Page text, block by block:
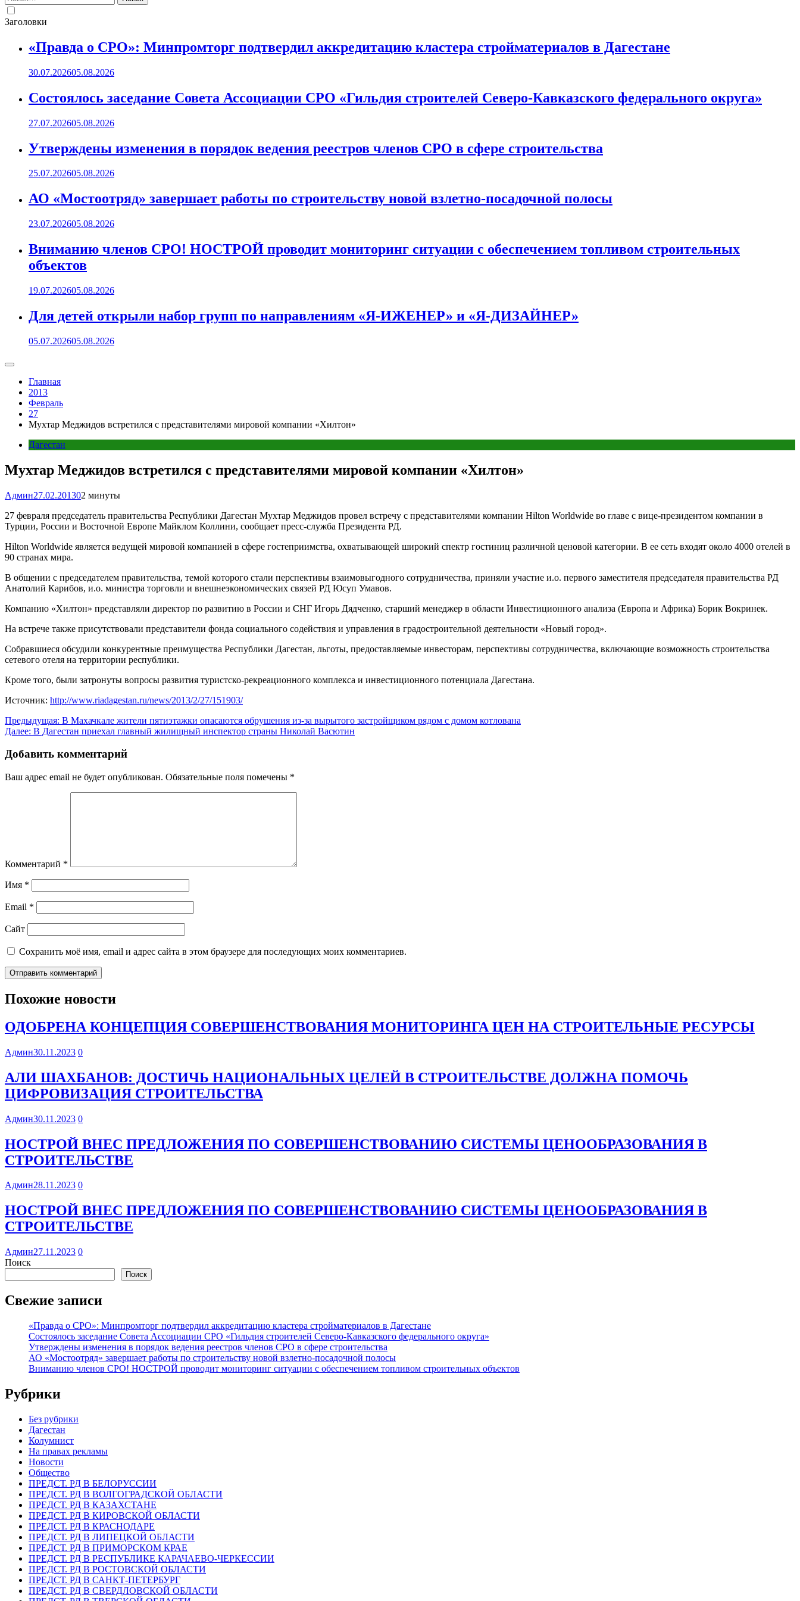
Заголовки
«Правда о СРО»: Минпромторг подтвердил аккредитацию кластера стройматериалов в Дагестане
30.07.202605.08.2026
Состоялось заседание Совета Ассоциации СРО «Гильдия строителей Северо-Кавказского федерального округа»
27.07.202605.08.2026
Утверждены изменения в порядок ведения реестров членов СРО в сфере строительства
25.07.202605.08.2026
АО «Мостоотряд» завершает работы по строительству новой взлетно-посадочной полосы
23.07.202605.08.2026
Вниманию членов СРО! НОСТРОЙ проводит мониторинг ситуации с обеспечением топливом строительных
объектов
19.07.202605.08.2026
Для детей открыли набор групп по направлениям «Я-ИЖЕНЕР» и «Я-ДИЗАЙНЕР»
05.07.202605.08.2026
Главная
2013
Февраль
27
Мухтар Меджидов встретился с представителями мировой компании «Хилтон»
Дагестан
Мухтар Меджидов встретился с представителями мировой компании «Хилтон»
Админ27.02.201302 минуты
27 февраля председатель правительства Республики Дагестан Мухтар Меджидов провел встречу с представителями компании Hilton Worldwide во главе с вице-президентом компании в
Турции, России и Восточной Европе Майклом Коллини, сообщает пресс-служба Президента РД.
Hilton Worldwide является ведущей мировой компанией в сфере гостеприимства, охватывающей широкий спектр гостиниц различной ценовой категории. В ее сеть входят около 4000 отелей в
90 странах мира.
В общении с председателем правительства, темой которого стали перспективы взаимовыгодного сотрудничества, приняли участие и.о. первого заместителя председателя правительства РД
Анатолий Карибов, и.о. министра торговли и внешнеэкономических связей РД Юсуп Умавов.
Компанию «Хилтон» представляли директор по развитию в России и СНГ Игорь Дядченко, старший менеджер в области Инвестиционного анализа (Европа и Африка) Борик Вокринек.
На встрече также присутствовали представители фонда социального содействия и управления в градостроительной деятельности «Новый город».
Собравшиеся обсудили конкурентные преимущества Республики Дагестан, льготы, предоставляемые инвесторам, перспективы сотрудничества, включающие возможность строительства
сетевого отеля на территории республики.
Кроме того, были затронуты вопросы развития туристско-рекреационного комплекса и инвестиционного потенциала Дагестана.
Источник: http://www.riadagestan.ru/news/2013/2/27/151903/
Навигация
по
записям
Предыдущая: В Махачкале жители пятиэтажки опасаются обрушения из-за вырытого застройщиком рядом с домом котлована
Далее: В Дагестан приехал главный жилищный инспектор страны Николай Васютин
Добавить комментарий
Ваш адрес email не будет опубликован. Обязательные поля помечены *
Комментарий *
Имя *
Email *
Сайт
Сохранить моё имя, email и адрес сайта в этом браузере для последующих моих комментариев.
Похожие новости
ОДОБРЕНА КОНЦЕПЦИЯ СОВЕРШЕНСТВОВАНИЯ МОНИТОРИНГА ЦЕН НА СТРОИТЕЛЬНЫЕ РЕСУРСЫ
Админ30.11.2023 0
АЛИ ШАХБАНОВ: ДОСТИЧЬ НАЦИОНАЛЬНЫХ ЦЕЛЕЙ В СТРОИТЕЛЬСТВЕ ДОЛЖНА ПОМОЧЬ
ЦИФРОВИЗАЦИЯ СТРОИТЕЛЬСТВА
Админ30.11.2023 0
НОСТРОЙ ВНЕС ПРЕДЛОЖЕНИЯ ПО СОВЕРШЕНСТВОВАНИЮ СИСТЕМЫ ЦЕНООБРАЗОВАНИЯ В
СТРОИТЕЛЬСТВЕ
Админ28.11.2023 0
НОСТРОЙ ВНЕС ПРЕДЛОЖЕНИЯ ПО СОВЕРШЕНСТВОВАНИЮ СИСТЕМЫ ЦЕНООБРАЗОВАНИЯ В
СТРОИТЕЛЬСТВЕ
Админ27.11.2023 0
Поиск
Поиск
Свежие записи
«Правда о СРО»: Минпромторг подтвердил аккредитацию кластера стройматериалов в Дагестане
Состоялось заседание Совета Ассоциации СРО «Гильдия строителей Северо-Кавказского федерального округа»
Утверждены изменения в порядок ведения реестров членов СРО в сфере строительства
АО «Мостоотряд» завершает работы по строительству новой взлетно-посадочной полосы
Вниманию членов СРО! НОСТРОЙ проводит мониторинг ситуации с обеспечением топливом строительных объектов
Рубрики
Без рубрики
Дагестан
Колумнист
На правах рекламы
Новости
Общество
ПРЕДСТ. РД В БЕЛОРУССИИ
ПРЕДСТ. РД В ВОЛГОГРАДСКОЙ ОБЛАСТИ
ПРЕДСТ. РД В КАЗАХСТАНЕ
ПРЕДСТ. РД В КИРОВСКОЙ ОБЛАСТИ
ПРЕДСТ. РД В КРАСНОДАРЕ
ПРЕДСТ. РД В ЛИПЕЦКОЙ ОБЛАСТИ
ПРЕДСТ. РД В ПРИМОРСКОМ КРАЕ
ПРЕДСТ. РД В РЕСПУБЛИКЕ КАРАЧАЕВО-ЧЕРКЕССИИ
ПРЕДСТ. РД В РОСТОВСКОЙ ОБЛАСТИ
ПРЕДСТ. РД В САНКТ-ПЕТЕРБУРГ
ПРЕДСТ. РД В СВЕРДЛОВСКОЙ ОБЛАСТИ